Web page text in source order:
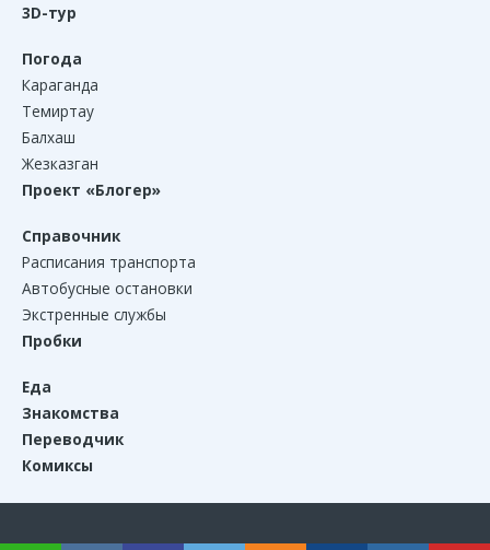
3D-тур
Погода
Караганда
Темиртау
Балхаш
Жезказган
Проект «Блогер»
Справочник
Расписания транспорта
Автобусные остановки
Экстренные службы
Пробки
Еда
Знакомства
Переводчик
Комиксы